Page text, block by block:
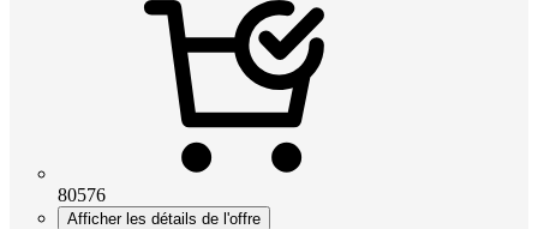
80576
Afficher les détails de l'offre